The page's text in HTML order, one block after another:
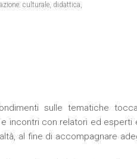
culturale, didattica,
sulle tematiche
incontri con relatori ed esperti
al fine di accompagnare